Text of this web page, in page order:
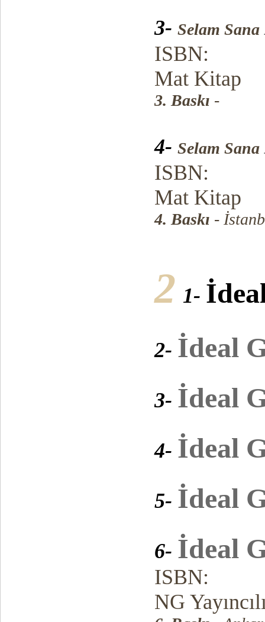
3- Selam Sana
ISBN:
Mat Kitap
3. Baskı -
4- Selam Sana
ISBN:
Mat Kitap
4. Baskı -
2 1-
2- İdeal
3- İdeal
4- İdeal
5- İdeal
6- İdeal
ISBN:
NG